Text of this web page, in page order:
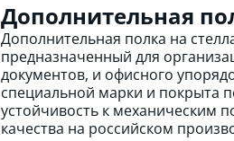
Дополнительная
Дополнительная полка на
предназначенный для
документов, и офисного
специальной марки и покрыта
устойчивость к механическим
качества на российском